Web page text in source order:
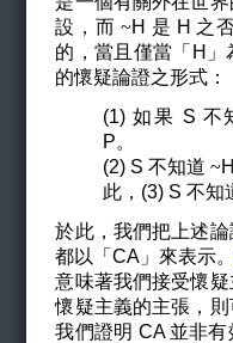
設，而 ~H 是 H 之
的，當且僅當「H
的懷疑論證之形式：
(1) 如果 S 不
P。
(2) S 不知道~H
此，(3) S 不知
於此，我們把上述
都以「CA」來表示。
意味著我們接受懷
懷疑主義的主張，則
我們證明 CA 並非